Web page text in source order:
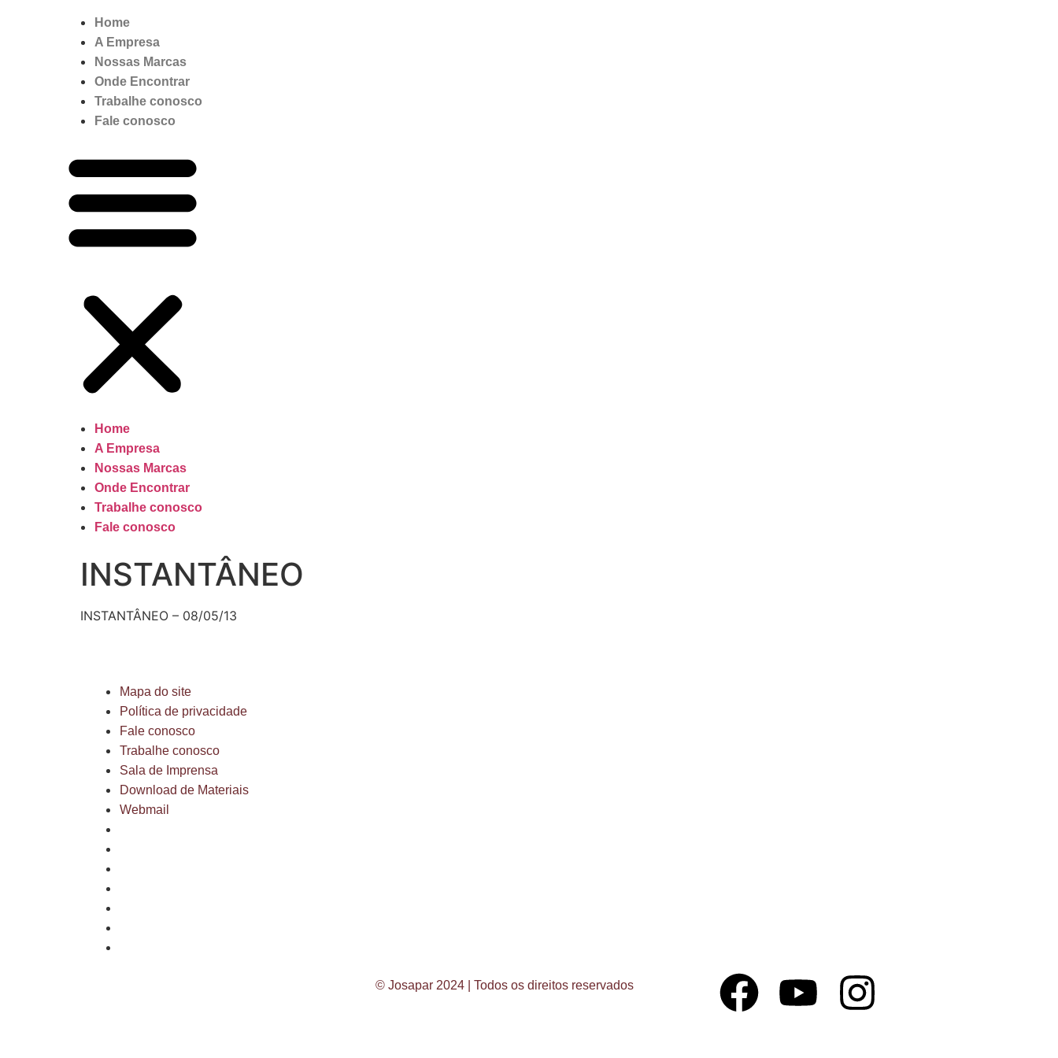
Home
A Empresa
Nossas Marcas
Onde Encontrar
Trabalhe conosco
Fale conosco
Home
A Empresa
Nossas Marcas
Onde Encontrar
Trabalhe conosco
Fale conosco
INSTANTÂNEO
INSTANTÂNEO – 08/05/13
Mapa do site
Política de privacidade
Fale conosco
Trabalhe conosco
Sala de Imprensa
Download de Materiais
Webmail
© Josapar 2024 | Todos os direitos reservados